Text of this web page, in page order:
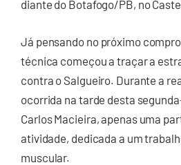
diante do Botafogo/PB, no
Já pensando no próximo
técnica começou a traçar a
contra o Salgueiro. Durante a
ocorrida na tarde desta
Carlos Macieira, apenas uma
atividade, dedicada a um
muscular.